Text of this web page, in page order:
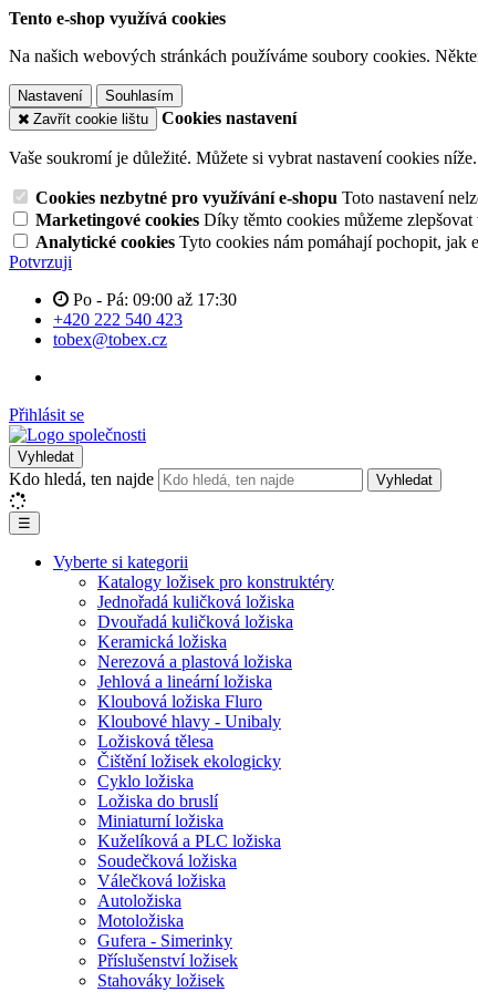
Tento e-shop využívá cookies
Na našich webových stránkách používáme soubory cookies.
Nastavení
Souhlasím
Zavřít cookie lištu
Cookies nastavení
Vaše soukromí je důležité. Můžete si vybrat nastavení cookies níže.
Cookies nezbytné pro využívání e-shopu Toto nastavení
Marketingové cookies Díky těmto cookies můžeme
Analytické cookies Tyto cookies nám pomáhají pochopit, jak
Potvrzuji
Po - Pá: 09:00 až 17:30
+420 222 540 423
tobex@tobex.cz
Přihlásit se
Vyhledat
Kdo hledá, ten najde Vyhledat
☰
Vyberte si kategorii
Katalogy ložisek pro konstruktéry
Jednořadá kuličková ložiska
Dvouřadá kuličková ložiska
Keramická ložiska
Nerezová a plastová ložiska
Jehlová a lineární ložiska
Kloubová ložiska Fluro
Kloubové hlavy - Unibaly
Ložisková tělesa
Čištění ložisek ekologicky
Cyklo ložiska
Ložiska do bruslí
Miniaturní ložiska
Kuželíková a PLC ložiska
Soudečková ložiska
Válečková ložiska
Autoložiska
Motoložiska
Gufera - Simerinky
Příslušenství ložisek
Stahováky ložisek